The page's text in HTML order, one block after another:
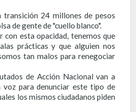
transición 24 millones de pesos
de gente de "cuello blanco".
con esta opacidad, tenemos que
prácticas y que alguien nos
tan malos para renegociar
de Acción Nacional van a
voz para denunciar este tipo de
los mismos ciudadanos piden